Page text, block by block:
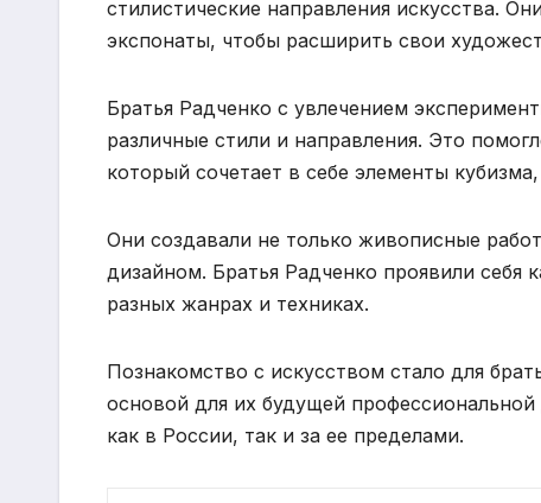
стилистические направления искусства.
экспонаты, чтобы расширить свои
Братья Радченко с увлечением
различные стили и направления. Это
который сочетает в себе элементы
Они создавали не только живописные
дизайном. Братья Радченко проявили
разных жанрах и техниках.
Познакомство с искусством стало для
основой для их будущей
как в России, так и за ее пределами.